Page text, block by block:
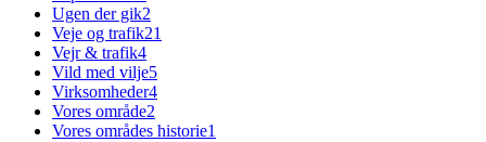
Ugen der gik2
Veje og trafik21
Vejr & trafik4
Vild med vilje5
Virksomheder4
Vores område2
Vores områdes historie1